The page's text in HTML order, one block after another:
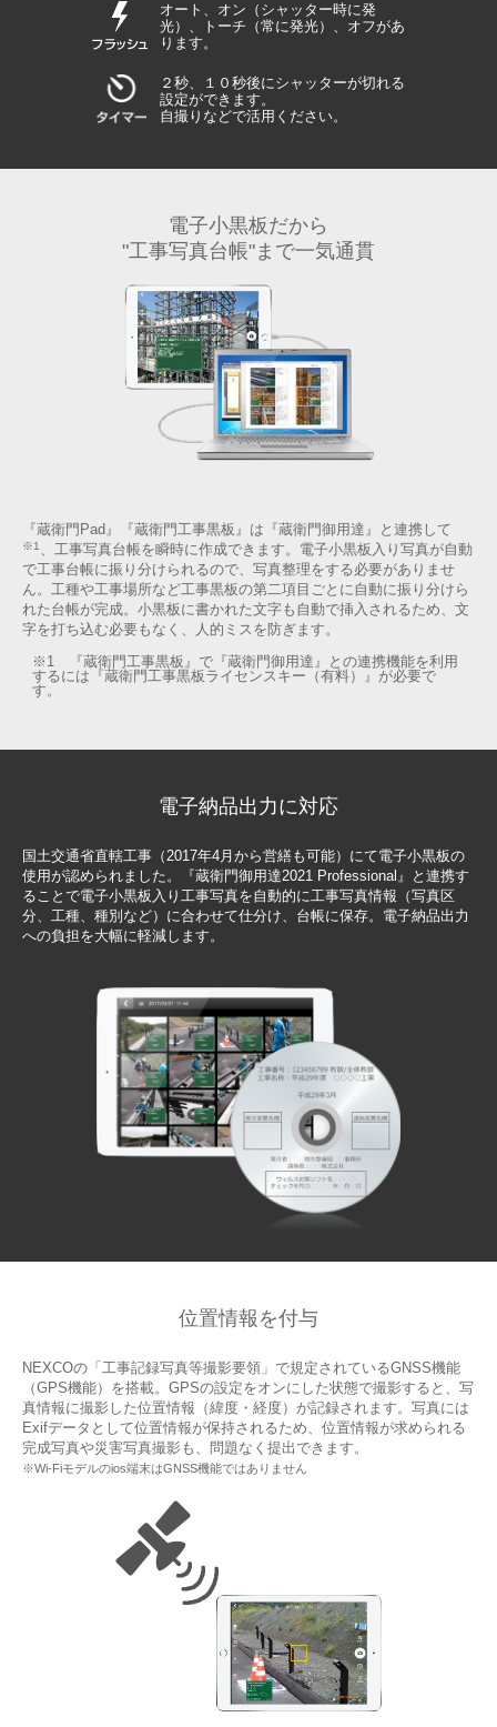
オート、オン（シャッター時に発
光）、トーチ（常に発光）、オフがあ
ります。
２秒、１０秒後にシャッターが切れる
設定ができます。
自撮りなどで活用ください。
電子小黒板だから
"工事写真台帳"まで一気通貫
『蔵衛門Pad』『蔵衛門工事黒板』は『蔵衛門御用達』と連携して
※1 、工事写真台帳を瞬時に作成できます。電子小黒板入り写真が自動
で工事台帳に振り分けられるので、写真整理をする必要がありませ
ん。工種や工事場所など工事黒板の第二項目ごとに自動に振り分けら
れた台帳が完成。小黒板に書かれた文字も自動で挿入されるため、文
字を打ち込む必要もなく、人的ミスを防ぎます。
※1 『蔵衛門工事黒板』で『蔵衛門御用達』との連携機能を利用
するには『蔵衛門工事黒板ライセンスキー（有料）』が必要で
す。
電子納品出力に対応
国土交通省直轄工事（2017年4月から営繕も可能）にて電子小黒板の
使用が認められました。『蔵衛門御用達2021 Professional』と連携す
ることで電子小黒板入り工事写真を自動的に工事写真情報（写真区
分、工種、種別など）に合わせて仕分け、台帳に保存。電子納品出力
への負担を大幅に軽減します。
位置情報を付与
NEXCOの「工事記録写真等撮影要領」で規定されているGNSS機能
（GPS機能）を搭載。GPSの設定をオンにした状態で撮影すると、写
真情報に撮影した位置情報（緯度・経度）が記録されます。写真には
Exifデータとして位置情報が保持されるため、位置情報が求められる
完成写真や災害写真撮影も、問題なく提出できます。
※Wi-Fiモデルのios端末はGNSS機能ではありません